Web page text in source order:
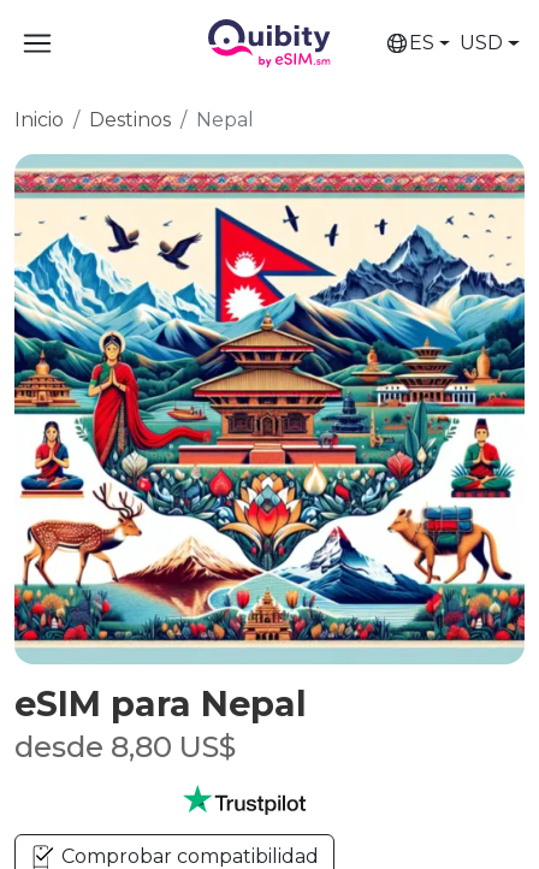
ES USD
Inicio Destinos Nepal
eSIM para Nepal
desde 8,80 US$
Comprobar compatibilidad